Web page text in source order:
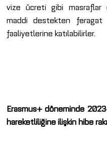
vize ücreti gibi masraflar
maddi destekten
faaliyetlerine katılabilirler.
Erasmus+ döneminde
hareketliliğine ilişkin hibe